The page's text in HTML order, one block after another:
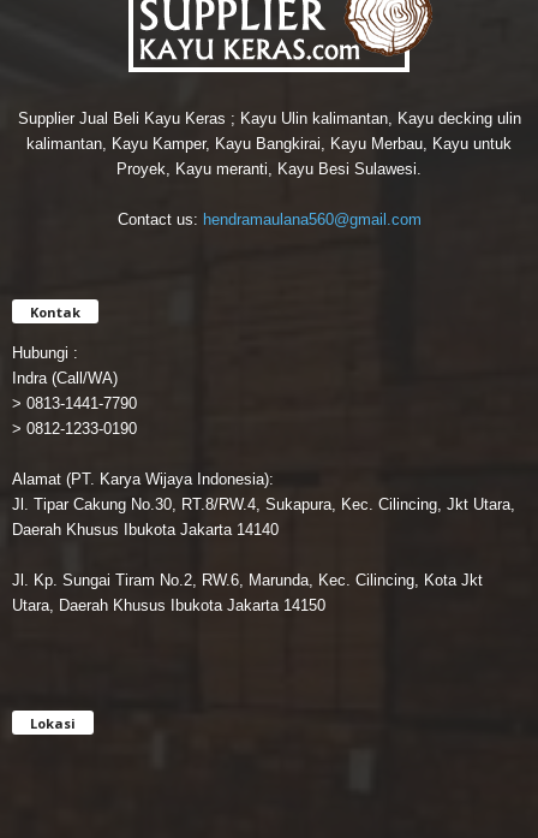
Supplier Jual Beli Kayu Keras ; Kayu Ulin kalimantan, Kayu decking ulin
kalimantan, Kayu Kamper, Kayu Bangkirai, Kayu Merbau, Kayu untuk
Proyek, Kayu meranti, Kayu Besi Sulawesi.
Contact us: hendramaulana560@gmail.com
Kontak
Hubungi :
Indra (Call/WA)
> 0813-1441-7790
> 0812-1233-0190
Alamat (PT. Karya Wijaya Indonesia):
Jl. Tipar Cakung No.30, RT.8/RW.4, Sukapura, Kec. Cilincing, Jkt Utara,
Daerah Khusus Ibukota Jakarta 14140
Jl. Kp. Sungai Tiram No.2, RW.6, Marunda, Kec. Cilincing, Kota Jkt
Utara, Daerah Khusus Ibukota Jakarta 14150
Lokasi